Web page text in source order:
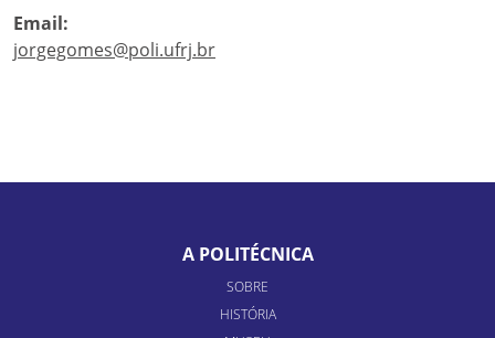
Email:
jorgegomes@poli.ufrj.br
A POLITÉCNICA
SOBRE
HISTÓRIA